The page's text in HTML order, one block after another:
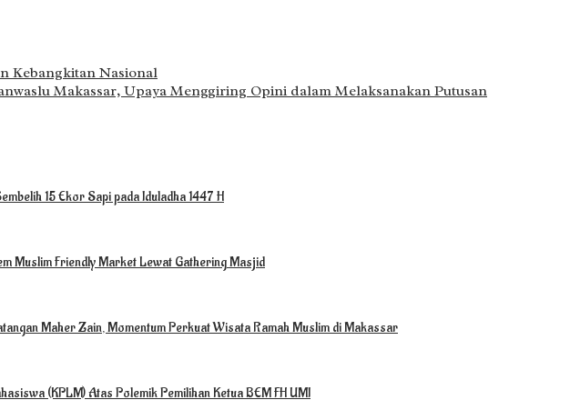
Kebangkitan Nasional
Makassar, Upaya Menggiring Opini dalam Melaksanakan Putusan
15 Ekor Sapi pada Iduladha 1447 H
Muslim Friendly Market Lewat Gathering Masjid
Maher Zain, Momentum Perkuat Wisata Ramah Muslim di Makassar
(KPLM) Atas Polemik Pemilihan Ketua BEM FH UMI